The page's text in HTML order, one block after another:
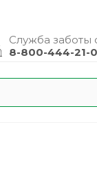
Служба заботы
8-800-444-21-